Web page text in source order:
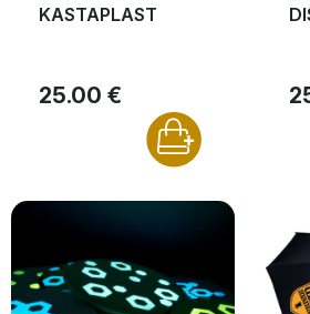
KASTAPLAST
25.00 €